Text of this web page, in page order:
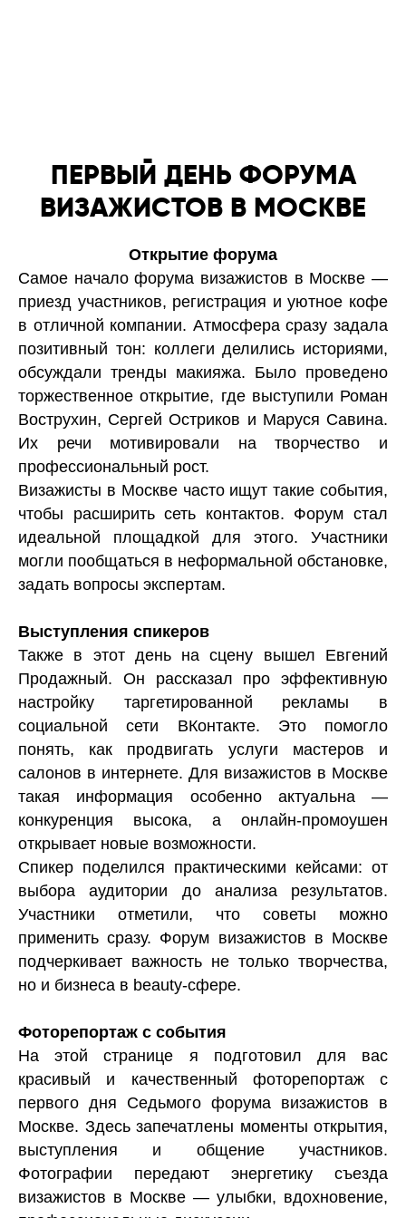
ПЕРВЫЙ ДЕНЬ ФОРУМА
ВИЗАЖИСТОВ В МОСКВЕ
Открытие форума
Самое начало форума визажистов в Москве —
приезд участников, регистрация и уютное кофе
в отличной компании. Атмосфера сразу задала
позитивный тон: коллеги делились историями,
обсуждали тренды макияжа. Было проведено
торжественное открытие, где выступили Роман
Вострухин, Сергей Остриков и Маруся Савина.
Их речи мотивировали на творчество и
профессиональный рост.
Визажисты в Москве часто ищут такие события,
чтобы расширить сеть контактов. Форум стал
идеальной площадкой для этого. Участники
могли пообщаться в неформальной обстановке,
задать вопросы экспертам.
Выступления спикеров
Также в этот день на сцену вышел Евгений
Продажный. Он рассказал про эффективную
настройку таргетированной рекламы в
социальной сети ВКонтакте. Это помогло
понять, как продвигать услуги мастеров и
салонов в интернете. Для визажистов в Москве
такая информация особенно актуальна —
конкуренция высока, а онлайн-промоушен
открывает новые возможности.
Спикер поделился практическими кейсами: от
выбора аудитории до анализа результатов.
Участники отметили, что советы можно
применить сразу. Форум визажистов в Москве
подчеркивает важность не только творчества,
но и бизнеса в beauty-сфере.
Фоторепортаж с события
На этой странице я подготовил для вас
красивый и качественный фоторепортаж с
первого дня Седьмого форума визажистов в
Москве. Здесь запечатлены моменты открытия,
выступления и общение участников.
Фотографии передают энергетику съезда
визажистов в Москве — улыбки, вдохновение,